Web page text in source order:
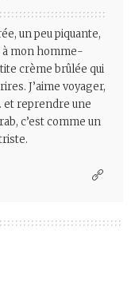
un peu piquante,
à mon homme-
crème brûlée qui
J’aime voyager,
et reprendre une
c’est comme un